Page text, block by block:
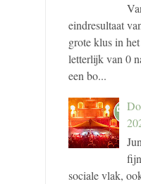
eindresultaat
grote klus in
letterlijk van 0
een bo...
sociale vlak,